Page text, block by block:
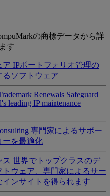
の商標データから詳
す
ア IPポートフォリオ管理の
るソフトウェア
Renewals Safeguard
leading IP maintenance
専門家によるサポー
ーを最適化
ス 世界でトップクラスのデ
トウェア、専門家によるサー
インサイトを得られます